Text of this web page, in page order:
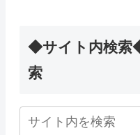
◆サイト内検索
索